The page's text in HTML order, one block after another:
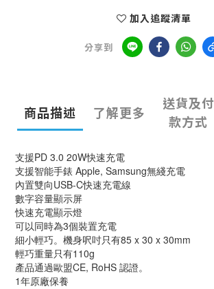
加入追蹤清單
分享到
商品描述 了解更多
送貨及付
款方式
支援PD 3.0 20W快速充電
支援智能手錶 Apple, Samsung無綫充電
內置雙向USB-C快速充電線
數字容量顯示屏
快速充電顯示燈
可以同時為3個裝置充電
細小輕巧。機身呎吋只有85 x 30 x 30mm
輕巧重量只有110g
產品通過歐盟CE, RoHS 認證。
1年原廠保養